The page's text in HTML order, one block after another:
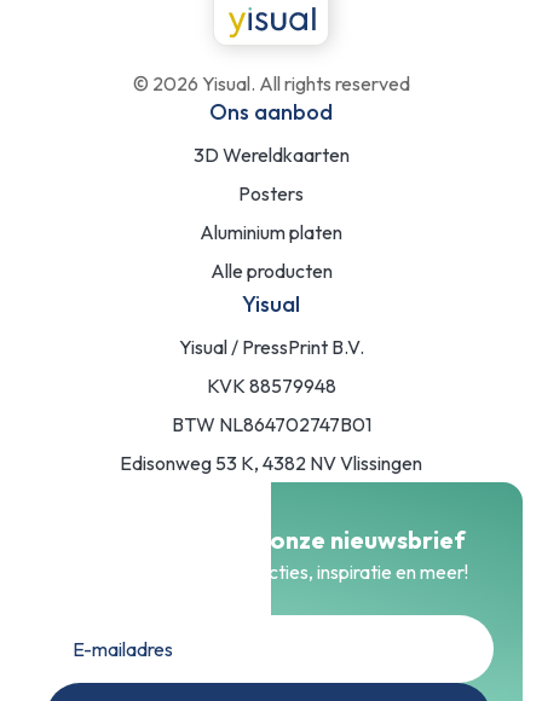
© 2026 Yisual. All rights reserved
Ons aanbod
3D Wereldkaarten
Posters
Aluminium platen
Alle producten
Yisual
Yisual / PressPrint B.V.
KVK 88579948
BTW NL864702747B01
Edisonweg 53 K, 4382 NV Vlissingen
Meld je aan voor onze nieuwsbrief
Blijf op de hoogte van acties, inspiratie en meer!